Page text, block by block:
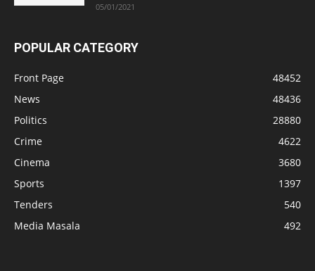
05/01/2021
POPULAR CATEGORY
Front Page
48452
News
48436
Politics
28880
Crime
4622
Cinema
3680
Sports
1397
Tenders
540
Media Masala
492